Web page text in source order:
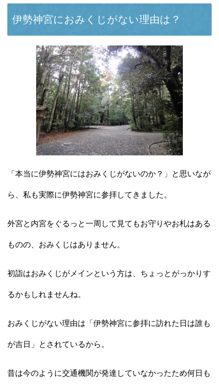
伊勢神宮におみくじがない理由は？
「本当に伊勢神宮にはおみくじがないのか？」と思いなが
ら、私も実際に伊勢神宮に参拝してきました。
外宮と内宮をぐるっと一周して見てもお守りやお札はある
ものの、おみくじはありません。
初詣はおみくじがメインという方は、ちょっとがっかりす
るかもしれませんね。
おみくじがない理由は「伊勢神宮に参拝に訪れた日は誰も
が吉日」とされているから。
昔は今のように交通機関が発達していなかったため何日も